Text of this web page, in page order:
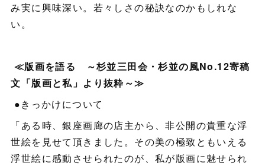
み実に興味深い。若々しさの秘訣なのかもしれな
い。
≪版画を語る ～杉並三田会・杉並の風No.12寄稿
文「版画と私」より抜粋～≫
●きっかけについて
「ある時、銀座画廊の店主から、非公開の貴重な浮
世絵を見せて頂きました。その美の極致ともいえる
浮世絵に感動させられたのが、私が版画に魅せられ